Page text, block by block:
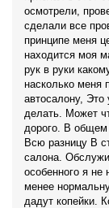
осмотрели,
сделали все
принципе меня
находится моя
рук в руки
насколько меня
автосалону,
делать. Может
дорого. В
Всю разницу В
салона.
особенного я
менее
дадут копейки.